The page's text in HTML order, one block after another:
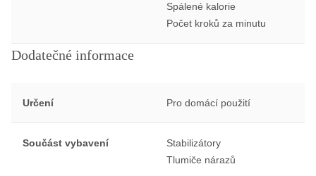
Spálené kalorie
Počet kroků za minutu
Dodatečné informace
Určení Pro domácí použití
Součást vybavení
Stabilizátory
Tlumiče nárazů